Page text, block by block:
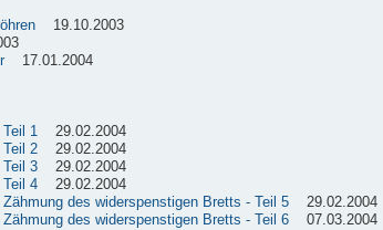
19.10.2003
17.01.2004
1 29.02.2004
2 29.02.2004
3 29.02.2004
4 29.02.2004
des widerspenstigen Bretts - Teil 5 29.02.2004
des widerspenstigen Bretts - Teil 6 07.03.2004